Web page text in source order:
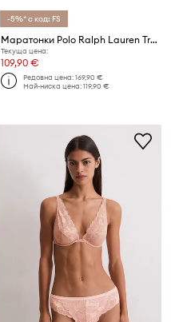
-5%* с код: FS
Маратонки Polo Ralph Lauren Train 89
Текуща цена:
109,90 €
Редовна цена:169,90 €
Най-ниска цена:119,90 €